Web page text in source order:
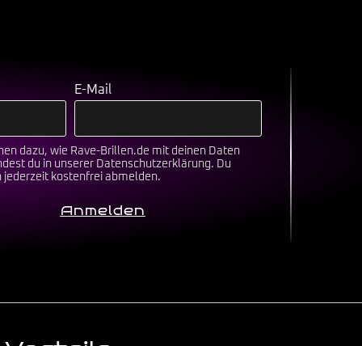
E-Mail
dazu, wie Rave-Brillen.de mit deinen Daten
du in unserer Datenschutzerklärung. Du
jederzeit kostenfrei abmelden.
Anmelden